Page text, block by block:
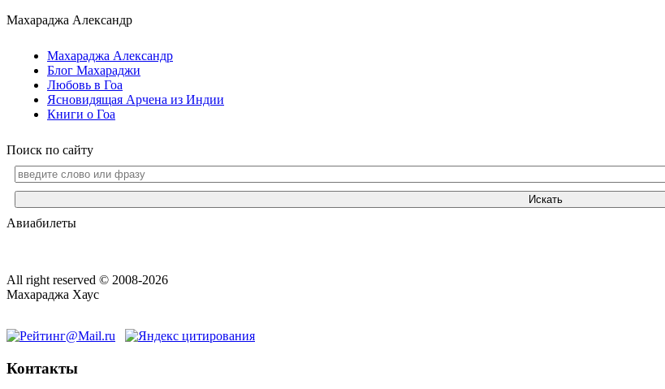
Махараджа Александр
Махараджа Александр
Блог Махараджи
Любовь в Гоа
Ясновидящая Арчена из Индии
Книги о Гоа
Поиск по сайту
Искать
Авиабилеты
All right reserved © 2008-2026
Махараджа Хаус
Контакты